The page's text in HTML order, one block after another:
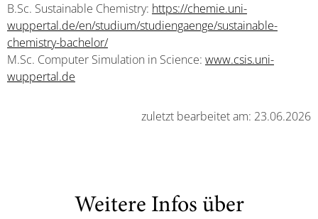
B.Sc. Sustainable Chemistry: https://chemie.uni-
wuppertal.de/en/studium/studiengaenge/sustainable-
chemistry-bachelor/
M.Sc. Computer Simulation in Science: www.csis.uni-
wuppertal.de
zuletzt bearbeitet am: 23.06.2026
Weitere Infos über